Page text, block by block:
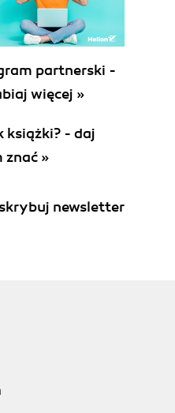
partnerski -
więcej »
książki? - daj
znać »
newsletter